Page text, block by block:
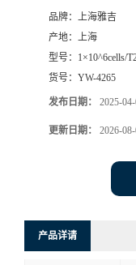
品牌： 上海雅吉
产地： 上海
型号： 1×10^6cells/
货号： YW-4265
发布日期： 2025-
更新日期： 2026-
产品详请